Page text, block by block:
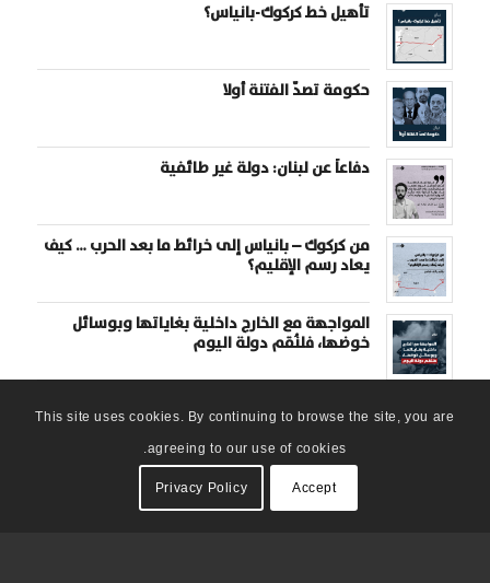
تأهيل خط كركوك-بانياس؟
حكومة تصدّ الفتنة أولا
دفاعاً عن لبنان: دولة غير طائفية
من كركوك – بانياس إلى خرائط ما بعد الحرب … كيف
يعاد رسم الإقليم؟
المواجهة مع الخارج داخلية بغاياتها وبوسائل
خوضها، فلنُقم دولة اليوم
This site uses cookies. By continuing to browse the site, you are
agreeing to our use of cookies.
Accept
Privacy Policy